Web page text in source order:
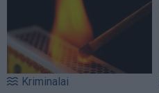
Kriminalai